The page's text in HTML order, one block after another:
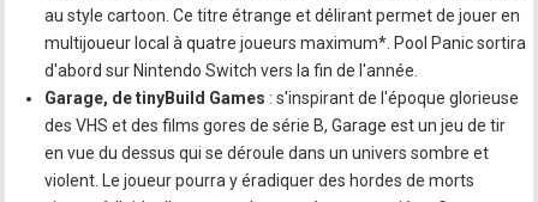
au style cartoon. Ce titre étrange et délirant permet de jouer en
multijoueur local à quatre joueurs maximum*. Pool Panic sortira
d'abord sur Nintendo Switch vers la fin de l'année.
Garage, de tinyBuild Games : s'inspirant de l'époque glorieuse
des VHS et des films gores de série B, Garage est un jeu de tir
en vue du dessus qui se déroule dans un univers sombre et
violent. Le joueur pourra y éradiquer des hordes de morts